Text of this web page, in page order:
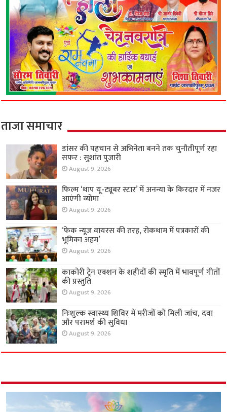
ताजा समाचार
डांसर की पहचान से अभिनेता बनने तक चुनौतीपूर्ण रहा
सफर : सुशांत पुजारी
August 9, 2026
फिल्म ‘थाप यू-ट्यूबर स्टार’ में अनन्या के किरदार में नजर
आएंगी व्योमा
August 9, 2026
‘फेक न्यूज वायरस की तरह, रोकथाम में पत्रकारों की
भूमिका अहम’
August 9, 2026
काकोरी ट्रेन एक्शन के शहीदों की स्मृति में भावपूर्ण गीतों
की प्रस्तुति
August 9, 2026
निःशुल्क स्वास्थ्य शिविर में मरीजों को मिली जांच, दवा
और परामर्श की सुविधा
August 9, 2026